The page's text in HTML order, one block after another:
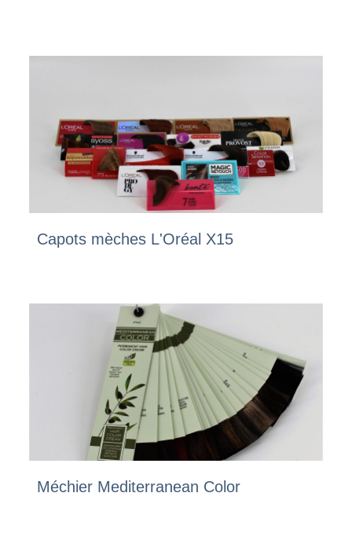
Capots mèches L'Oréal X15
Méchier Mediterranean Color